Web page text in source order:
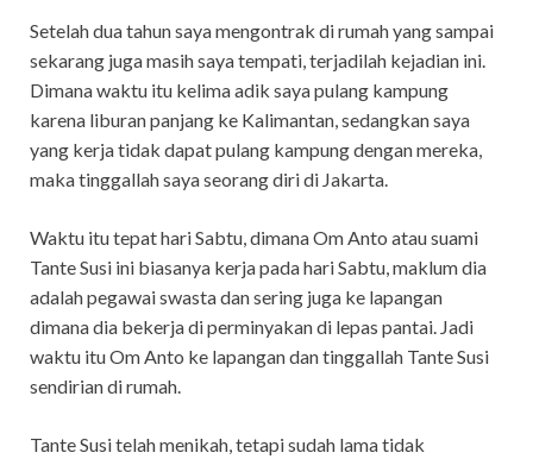
Setelah dua tahun saya mengontrak di rumah yang sampai
sekarang juga masih saya tempati, terjadilah kejadian ini.
Dimana waktu itu kelima adik saya pulang kampung
karena liburan panjang ke Kalimantan, sedangkan saya
yang kerja tidak dapat pulang kampung dengan mereka,
maka tinggallah saya seorang diri di Jakarta.
Waktu itu tepat hari Sabtu, dimana Om Anto atau suami
Tante Susi ini biasanya kerja pada hari Sabtu, maklum dia
adalah pegawai swasta dan sering juga ke lapangan
dimana dia bekerja di perminyakan di lepas pantai. Jadi
waktu itu Om Anto ke lapangan dan tinggallah Tante Susi
sendirian di rumah.
Tante Susi telah menikah, tetapi sudah lama tidak